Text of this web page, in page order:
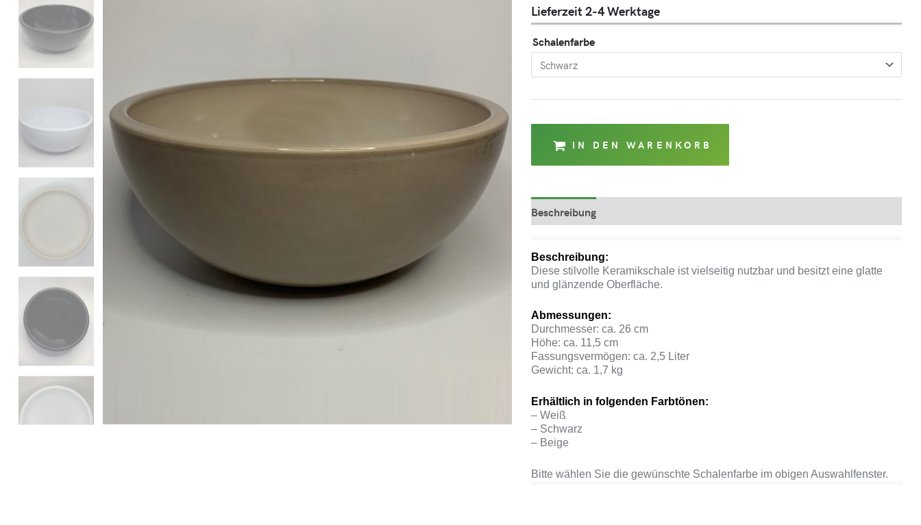
Lieferzeit 2-4 Werktage
Schalenfarbe
IN DEN WARENKORB
Beschreibung
Beschreibung:
Diese stilvolle Keramikschale ist vielseitig nutzbar und besitzt eine glatte
und glänzende Oberfläche.
Abmessungen:
Durchmesser: ca. 26 cm
Höhe: ca. 11,5 cm
Fassungsvermögen: ca. 2,5 Liter
Gewicht: ca. 1,7 kg
Erhältlich in folgenden Farbtönen:
– Weiß
– Schwarz
– Beige
Bitte wählen Sie die gewünschte Schalenfarbe im obigen Auswahlfenster.